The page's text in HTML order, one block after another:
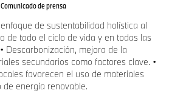
Comunicado de prensa
de sustentabilidad holística al
de todo el ciclo de vida y en todas las
Descarbonización, mejora de la
secundarios como factores clave. •
favorecen el uso de materiales
de energía renovable.